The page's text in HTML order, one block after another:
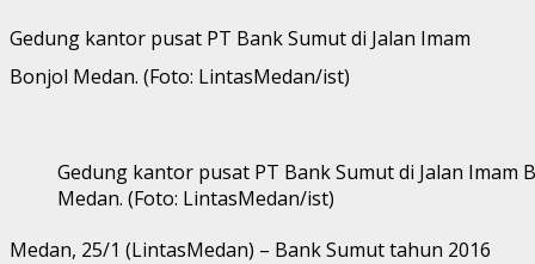
Gedung kantor pusat PT Bank Sumut di Jalan Imam
Bonjol Medan. (Foto: LintasMedan/ist)
Gedung kantor pusat PT Bank Sumut di Jalan Imam
Medan. (Foto: LintasMedan/ist)
Medan, 25/1 (LintasMedan) – Bank Sumut tahun 2016